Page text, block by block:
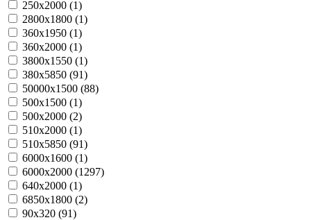
250х2000 (1)
2800х1800 (1)
360х1950 (1)
360х2000 (1)
3800х1550 (1)
380х5850 (91)
50000х1500 (88)
500х1500 (1)
500х2000 (2)
510х2000 (1)
510х5850 (91)
6000х1600 (1)
6000х2000 (1297)
640х2000 (1)
6850х1800 (2)
90х320 (91)